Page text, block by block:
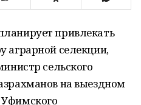
привлекать
аграрной селекции,
сельского
на выездном